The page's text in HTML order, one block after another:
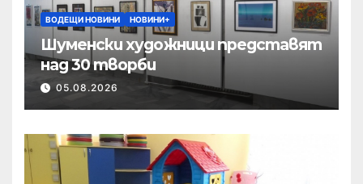
ВОДЕЩИ НОВИНИ НОВИНИ+
Шуменски художници представят
над 30 творби
05.08.2026